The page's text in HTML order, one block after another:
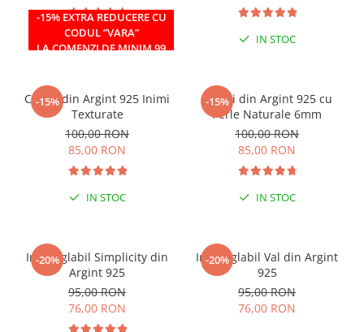
-15% EXTRA REDUCERE CU
CODUL ”VARA”
LA COMENZI DE MINIM 99
IN STOC IN STOC
-15%
Cercei din Argint 925 Inimi
Texturate
100,00 RON
85,00 RON
IN STOC
-15%
Cercei din Argint 925 cu
Perle Naturale 6mm
100,00 RON
85,00 RON
IN STOC
-20%
Inel reglabil Simplicity din
Argint 925
95,00 RON
76,00 RON
-20%
Inel reglabil Val din Argint
925
95,00 RON
76,00 RON